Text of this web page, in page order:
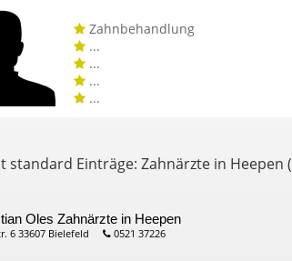
Zahnbehandlung
...
...
...
...
standard Einträge: Zahnärzte in Heepen (
Oles Zahnärzte in Heepen
6 33607 Bielefeld 0521 37226